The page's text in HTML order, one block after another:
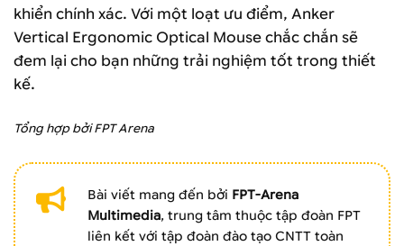
khiển chính xác. Với một loạt ưu điểm, Anker
Vertical Ergonomic Optical Mouse chắc chắn sẽ
đem lại cho bạn những trải nghiệm tốt trong thiết
kế.
Tổng hợp bởi FPT Arena
Bài viết mang đến bởi FPT-Arena
Multimedia, trung tâm thuộc tập đoàn FPT
liên kết với tập đoàn đào tạo CNTT toàn